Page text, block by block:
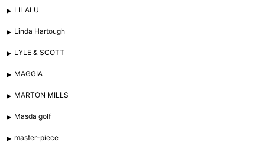
LILALU
Linda Hartough
LYLE & SCOTT
MAGGIA
MARTON MILLS
Masda golf
master-piece